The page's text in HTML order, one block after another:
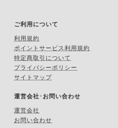
ご利用について
利用規約
ポイントサービス利用規約
特定商取引について
プライバシーポリシー
サイトマップ
運営会社･お問い合わせ
運営会社
お問い合わせ